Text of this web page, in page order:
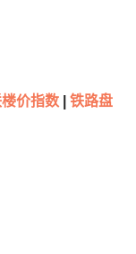
价指数|
铁路盘